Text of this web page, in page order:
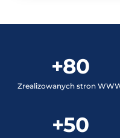
+80
Zrealizowanych stron
+50